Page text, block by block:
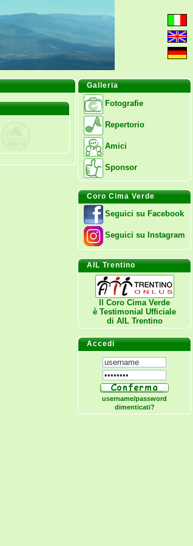
Galleria
Fotografie
Repertorio
Amici
Sponsor
Coro Cima Verde
Seguici su Facebook
Seguici su Instagram
AIL Trentino
Il Coro Cima Verde
è Testimonial Ufficiale
di AIL Trentino
Accedi
username/password
dimenticati?